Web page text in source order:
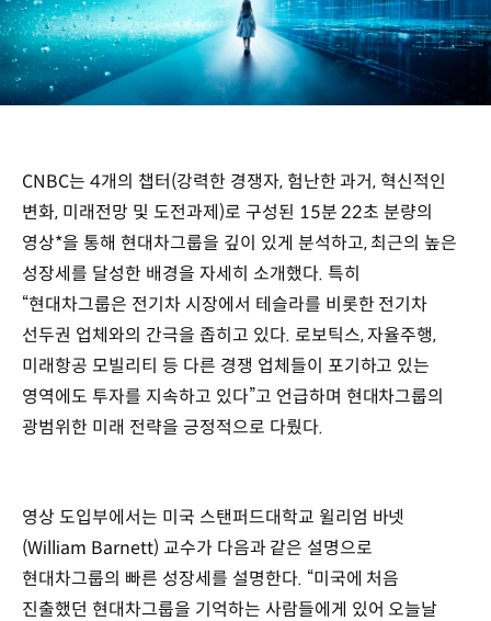
CNBC는 4개의 챕터(강력한 경쟁자, 험난한 과거, 혁신적인
변화, 미래전망 및 도전과제)로 구성된 15분 22초 분량의
영상*을 통해 현대차그룹을 깊이 있게 분석하고, 최근의 높은
성장세를 달성한 배경을 자세히 소개했다. 특히
“현대차그룹은 전기차 시장에서 테슬라를 비롯한 전기차
선두권 업체와의 간극을 좁히고 있다. 로보틱스, 자율주행,
미래항공 모빌리티 등 다른 경쟁 업체들이 포기하고 있는
영역에도 투자를 지속하고 있다”고 언급하며 현대차그룹의
광범위한 미래 전략을 긍정적으로 다뤘다.
영상 도입부에서는 미국 스탠퍼드대학교 윌리엄 바넷
(William Barnett) 교수가 다음과 같은 설명으로
현대차그룹의 빠른 성장세를 설명한다. “미국에 처음
진출했던 현대차그룹을 기억하는 사람들에게 있어 오늘날